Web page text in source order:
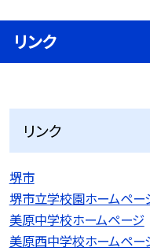
リンク
リンク
堺市
堺市立学校園ホームペー
美原中学校ホームページ
美原西中学校ホームペー